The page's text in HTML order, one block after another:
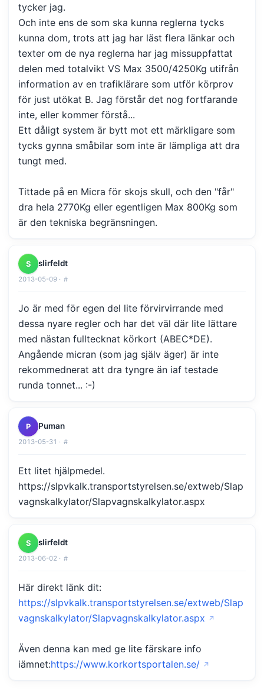
tycker jag.
Och inte ens de som ska kunna reglerna tycks
kunna dom, trots att jag har läst flera länkar och
texter om de nya reglerna har jag missuppfattat
delen med totalvikt VS Max 3500/4250Kg utifrån
information av en trafiklärare som utför körprov
för just utökat B. Jag förstår det nog fortfarande
inte, eller kommer förstå...
Ett dåligt system är bytt mot ett märkligare som
tycks gynna småbilar som inte är lämpliga att dra
tungt med.
Tittade på en Micra för skojs skull, och den "får"
dra hela 2770Kg eller egentligen Max 800Kg som
är den tekniska begränsningen.
S slirfeldt
2013-05-09 · #
Jo är med för egen del lite förvirvirrande med
dessa nyare regler och har det väl där lite lättare
med nästan fulltecknat körkort (ABEC*DE).
Angående micran (som jag själv äger) är inte
rekommednerat att dra tyngre än iaf testade
runda tonnet... :-)
P Puman
2013-05-31 · #
Ett litet hjälpmedel.
https://slpvkalk.transportstyrelsen.se/extweb/Slap
vagnskalkylator/Slapvagnskalkylator.aspx
S slirfeldt
2013-06-02 · #
Här direkt länk dit:
https://slpvkalk.transportstyrelsen.se/extweb/Slap
vagnskalkylator/Slapvagnskalkylator.aspx
Även denna kan med ge lite färskare info
iämnet:https://www.korkortsportalen.se/